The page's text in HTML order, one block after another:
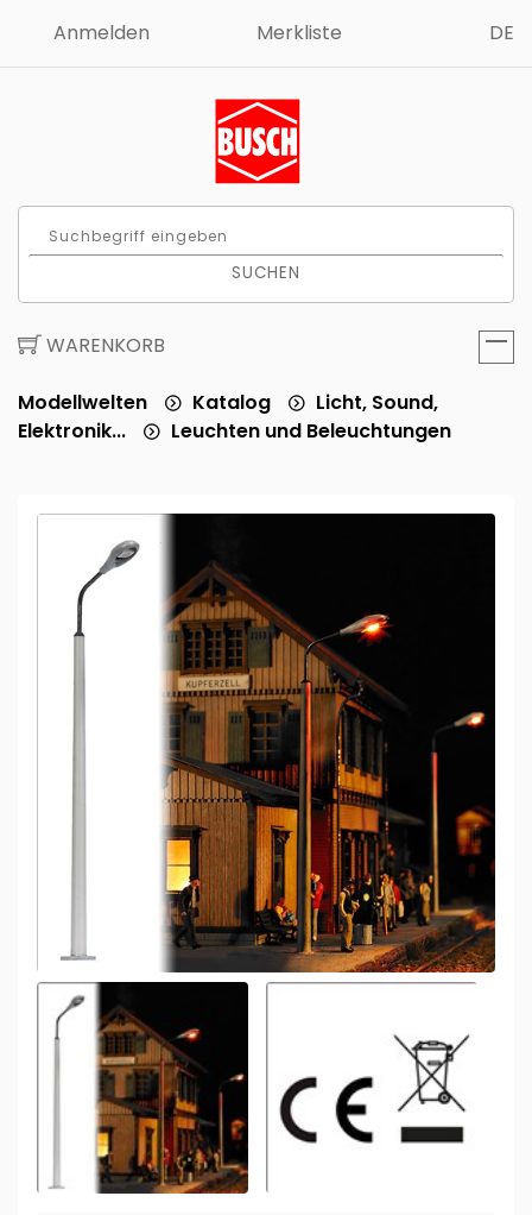
Anmelden Merkliste DE
SUCHEN
WARENKORB
Modellwelten Katalog
Licht, Sound,
Elektronik...
Leuchten und Beleuchtungen